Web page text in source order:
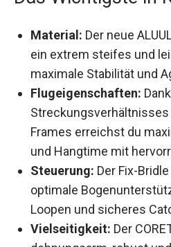
Das Wichtigste in
Material: Der neue
ein extrem steifes und
das maximale Stabilität
Flugeigenschaften:
Streckungsverhältnisses
Frames erreichst du
und Hangtime mit
Flugstabilität.
Steuerung:Der Fix-
optimale
Loopen und sicheres